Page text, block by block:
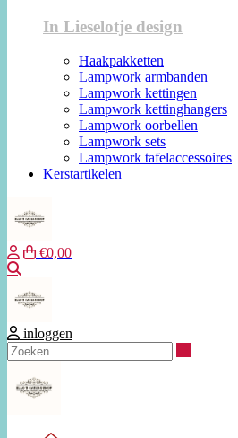
In Lieselotje design
Haakpakketten
Lampwork armbanden
Lampwork kettingen
Lampwork kettinghangers
Lampwork oorbellen
Lampwork sets
Lampwork tafelaccessoires
Kerstartikelen
€0,00
inloggen